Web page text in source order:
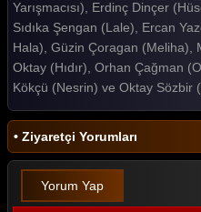
Yarışmacısı), Erdinç Dinçer
Sıdıka Şengan (Lale), Ercan
Hala), Güzin Çoragan (Meliha),
Oktay (Hıdır), Orhan Çağman
Kökçü (Nesrin) ve Oktay Sözbir
• Ziyaretçi Yorumları
Yorum Yap